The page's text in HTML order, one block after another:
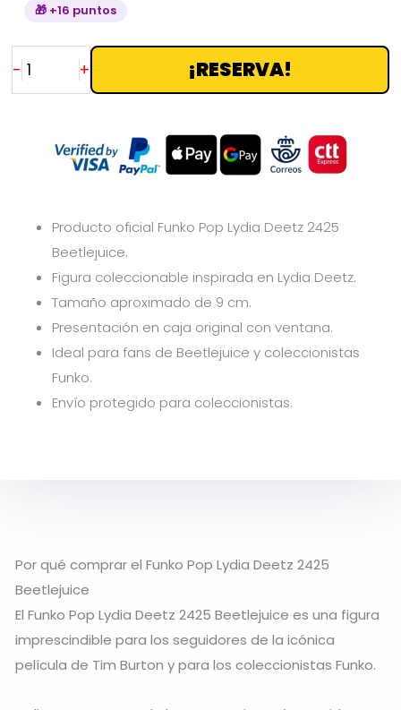
🎁 +16 puntos
- + ¡RESERVA!
Producto oficial Funko Pop Lydia Deetz 2425
Beetlejuice.
Figura coleccionable inspirada en Lydia Deetz.
Tamaño aproximado de 9 cm.
Presentación en caja original con ventana.
Ideal para fans de Beetlejuice y coleccionistas
Funko.
Envío protegido para coleccionistas.
Por qué comprar el Funko Pop Lydia Deetz 2425
Beetlejuice
El Funko Pop Lydia Deetz 2425 Beetlejuice es una figura
imprescindible para los seguidores de la icónica
película de Tim Burton y para los coleccionistas Funko.